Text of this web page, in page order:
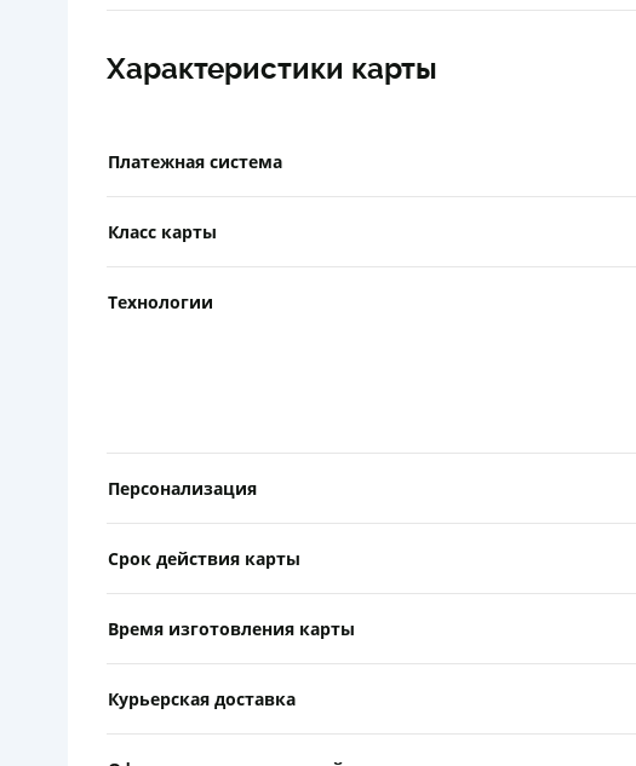
Характеристики карты
Платежная система
Класс карты
Технологии
Персонализация
Срок действия карты
Время изготовления карты
Курьерская доставка